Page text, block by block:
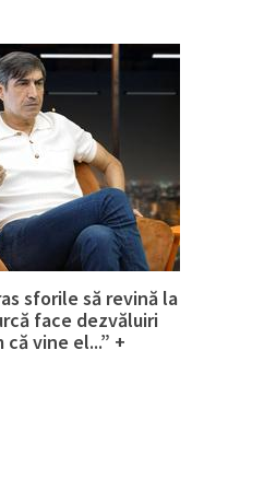
sforile să revină la
face dezvăluiri
vine el...” +